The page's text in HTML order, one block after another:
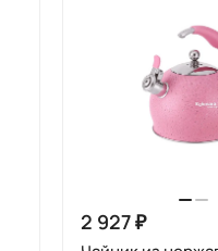
2 927 ₽